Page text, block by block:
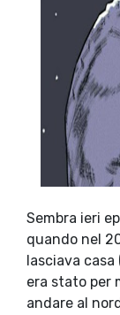
Sembra ieri
quando nel
lasciava casa
era stato per
andare al